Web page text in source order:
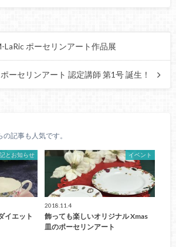
LaRic ポーセリンアート作品展
ーセリンアート 認定講師 第1号 誕生！
の記事も人気です。
とお知らせ
イエット
イベント
2018.11.4
飾っても楽しいオリジナル Xmas
皿のポーセリンアート